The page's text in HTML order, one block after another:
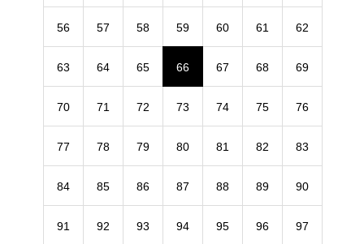
56 57 58 59 60 61 62
63 64 65 66 67 68 69
70 71 72 73 74 75 76
77 78 79 80 81 82 83
84 85 86 87 88 89 90
91 92 93 94 95 96 97